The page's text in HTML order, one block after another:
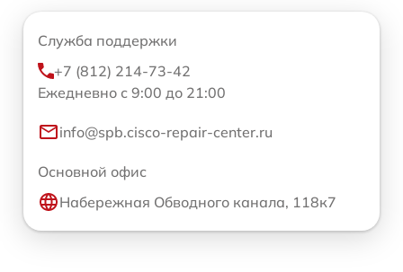
Служба поддержки
+7 (812) 214-73-42
Ежедневно с 9:00 до 21:00
info@spb.cisco-repair-center.ru
Основной офис
Набережная Обводного канала, 118к7